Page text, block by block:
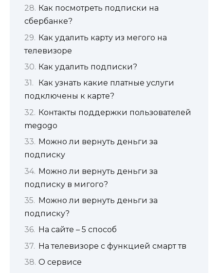
Как посмотреть подписки на
сбербанке?
Как удалить карту из мегого на
телевизоре
Как удалить подписки?
Как узнать какие платные услуги
подключены к карте?
Контакты поддержки пользователей
megogo
Можно ли вернуть деньги за
подписку
Можно ли вернуть деньги за
подписку в мигого?
Можно ли вернуть деньги за
подписку?
На сайте – 5 способ
На телевизоре с функцией смарт тв
О сервисе